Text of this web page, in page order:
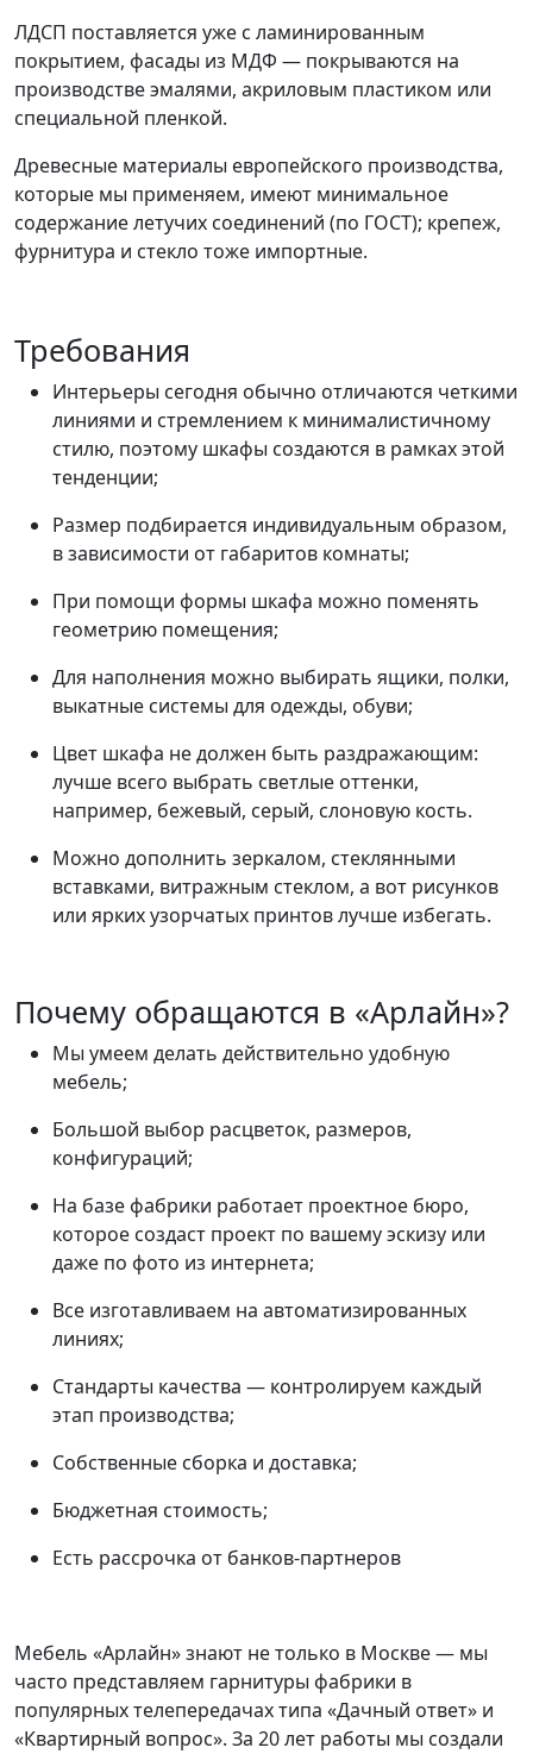
ЛДСП поставляется уже с ламинированным
покрытием, фасады из МДФ — покрываются на
производстве эмалями, акриловым пластиком или
специальной пленкой.
Древесные материалы европейского производства,
которые мы применяем, имеют минимальное
содержание летучих соединений (по ГОСТ); крепеж,
фурнитура и стекло тоже импортные.
Требования
Интерьеры сегодня обычно отличаются четкими
линиями и стремлением к минималистичному
стилю, поэтому шкафы создаются в рамках этой
тенденции;
Размер подбирается индивидуальным образом,
в зависимости от габаритов комнаты;
При помощи формы шкафа можно поменять
геометрию помещения;
Для наполнения можно выбирать ящики, полки,
выкатные системы для одежды, обуви;
Цвет шкафа не должен быть раздражающим:
лучше всего выбрать светлые оттенки,
например, бежевый, серый, слоновую кость.
Можно дополнить зеркалом, стеклянными
вставками, витражным стеклом, а вот рисунков
или ярких узорчатых принтов лучше избегать.
Почему обращаются в «Арлайн»?
Мы умеем делать действительно удобную
мебель;
Большой выбор расцветок, размеров,
конфигураций;
На базе фабрики работает проектное бюро,
которое создаст проект по вашему эскизу или
даже по фото из интернета;
Все изготавливаем на автоматизированных
линиях;
Стандарты качества — контролируем каждый
этап производства;
Собственные сборка и доставка;
Бюджетная стоимость;
Есть рассрочка от банков-партнеров
Мебель «Арлайн» знают не только в Москве — мы
часто представляем гарнитуры фабрики в
популярных телепередачах типа «Дачный ответ» и
«Квартирный вопрос». За 20 лет работы мы создали